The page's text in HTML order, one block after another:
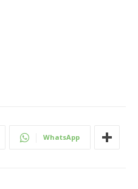
WhatsApp